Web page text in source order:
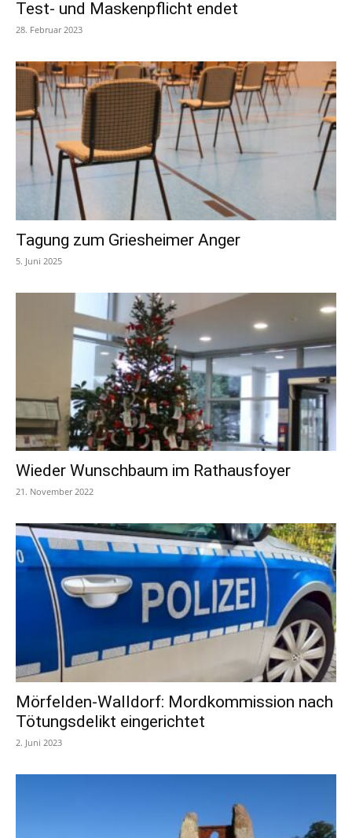
Test- und Maskenpflicht endet
28. Februar 2023
Tagung zum Griesheimer Anger
5. Juni 2025
Wieder Wunschbaum im Rathausfoyer
21. November 2022
Mörfelden-Walldorf: Mordkommission nach
Tötungsdelikt eingerichtet
2. Juni 2023